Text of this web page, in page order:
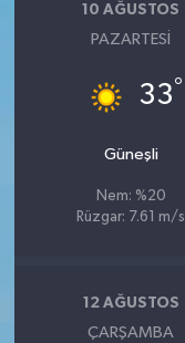
10 AĞUSTOS
PAZARTESI
33°
Güneşli
Nem: %20
Rüzgar: 7.61 m/s
12 AĞUSTOS
ÇARŞAMBA